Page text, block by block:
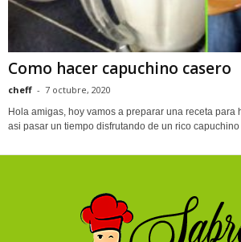
Como hacer capuchino casero
cheff - 7 octubre, 2020
Hola amigas, hoy vamos a preparar una receta para
asi pasar un tiempo disfrutando de un rico capuchino